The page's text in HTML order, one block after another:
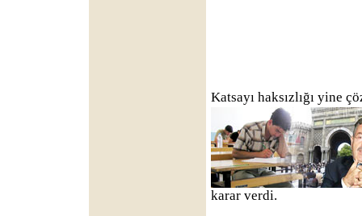
Katsayı haksızlığı yine
karar verdi.